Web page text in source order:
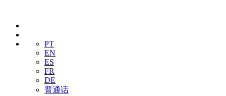
PT
EN
ES
FR
DE
普通话